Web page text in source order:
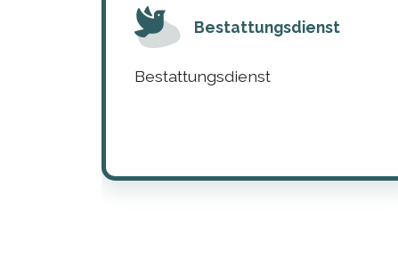
Bestattungsdienst
Bestattungsdienst